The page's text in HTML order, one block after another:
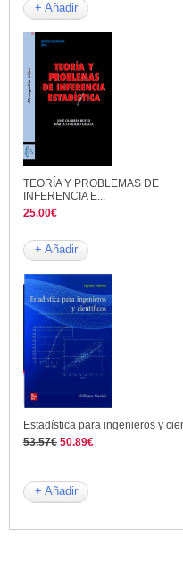
+ Añadir
TEORÍA Y PROBLEMAS DE
INFERENCIA E...
25.00€
+ Añadir
Estadística para ingenieros y
53.57€ 50.89€
+ Añadir